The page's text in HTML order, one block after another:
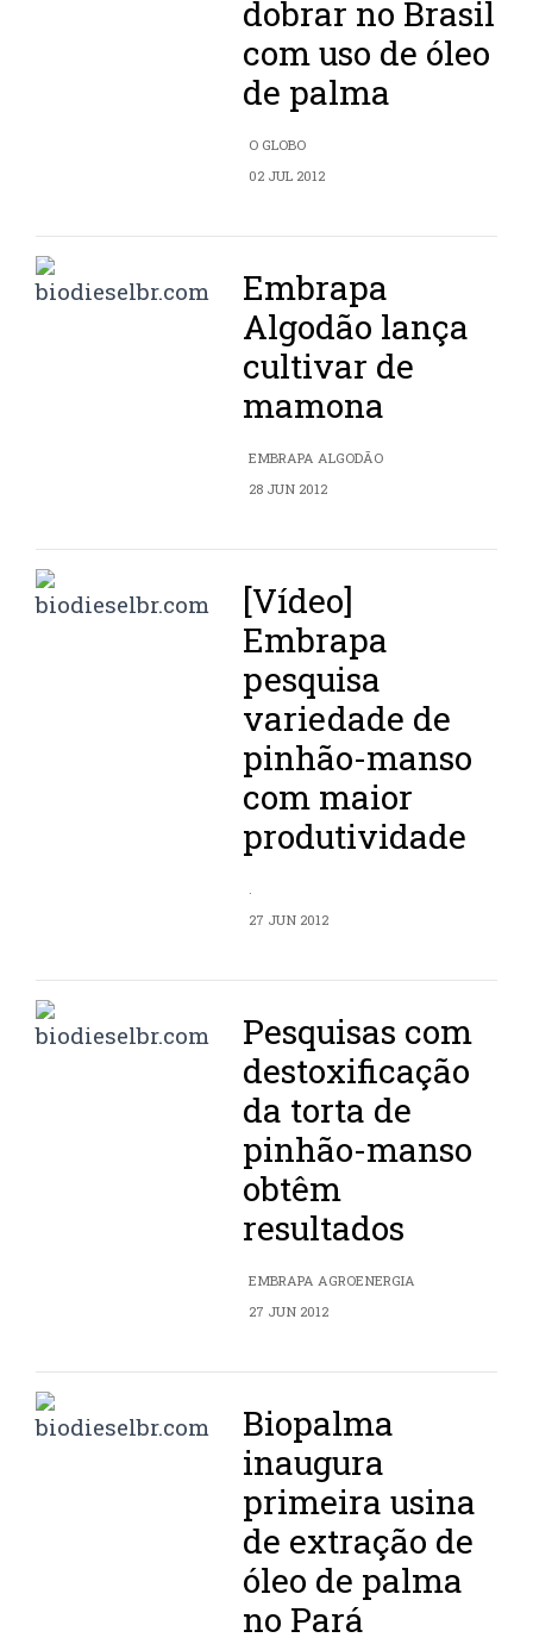
dobrar no Brasil
com uso de óleo
de palma
O GLOBO
02 JUL 2012
Embrapa
Algodão lança
cultivar de
mamona
EMBRAPA ALGODÃO
28 JUN 2012
[Vídeo]
Embrapa
pesquisa
variedade de
pinhão-manso
com maior
produtividade
.
27 JUN 2012
Pesquisas com
destoxificação
da torta de
pinhão-manso
obtêm
resultados
EMBRAPA AGROENERGIA
27 JUN 2012
Biopalma
inaugura
primeira usina
de extração de
óleo de palma
no Pará